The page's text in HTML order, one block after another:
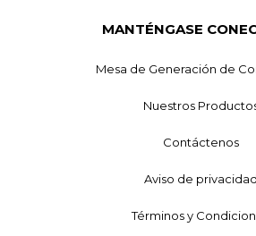
MANTÉNGASE
Mesa de Generación de
Nuestros
Contáctenos
Aviso de privacidad
Términos y